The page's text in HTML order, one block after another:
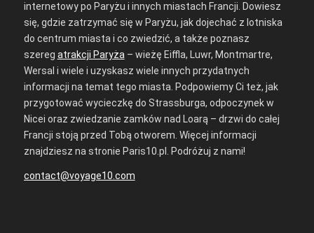
internetowy po Paryżu i innych miastach Francji. Dowiesz
się, gdzie zatrzymać się w Paryżu, jak dojechać z lotniska
do centrum miasta i co zwiedzić, a także poznasz
szereg atrakcji Paryża– wieżę Eiffla, Luwr, Montmartre,
Wersal i wiele i uzyskasz wiele innych przydatnych
informacji na temat tego miasta. Podpowiemy Ci też, jak
przygotować wycieczkę do Strassburga, odpoczynek w
Nicei oraz zwiedzanie zamków nad Loarą – drzwi do całej
Francji stoją przed Tobą otworem. Więcej informacji
znajdziesz na stronie Paris10.pl. Podróżuj z nami!
contact@voyage10.com